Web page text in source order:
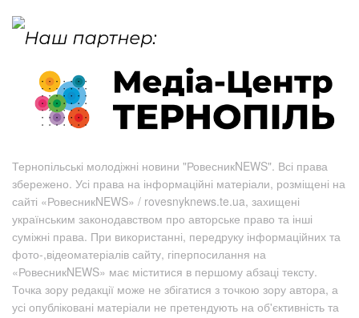
Тернопільські молодіжні новини "РовесникNEWS". Всі права
збережено. Усі права на інформаційні матеріали, розміщені на
сайті «РовесникNEWS» / rovesnyknews.te.ua, захищені
українським законодавством про авторське право та інші
суміжні права. При використанні, передруку інформаційних та
фото-,відеоматеріалів сайту, гіперпосилання на
«РовесникNEWS» має міститися в першому абзаці тексту.
Точка зору редакції може не збігатися з точкою зору автора, а
усі опубліковані матеріали не претендують на об'єктивність та